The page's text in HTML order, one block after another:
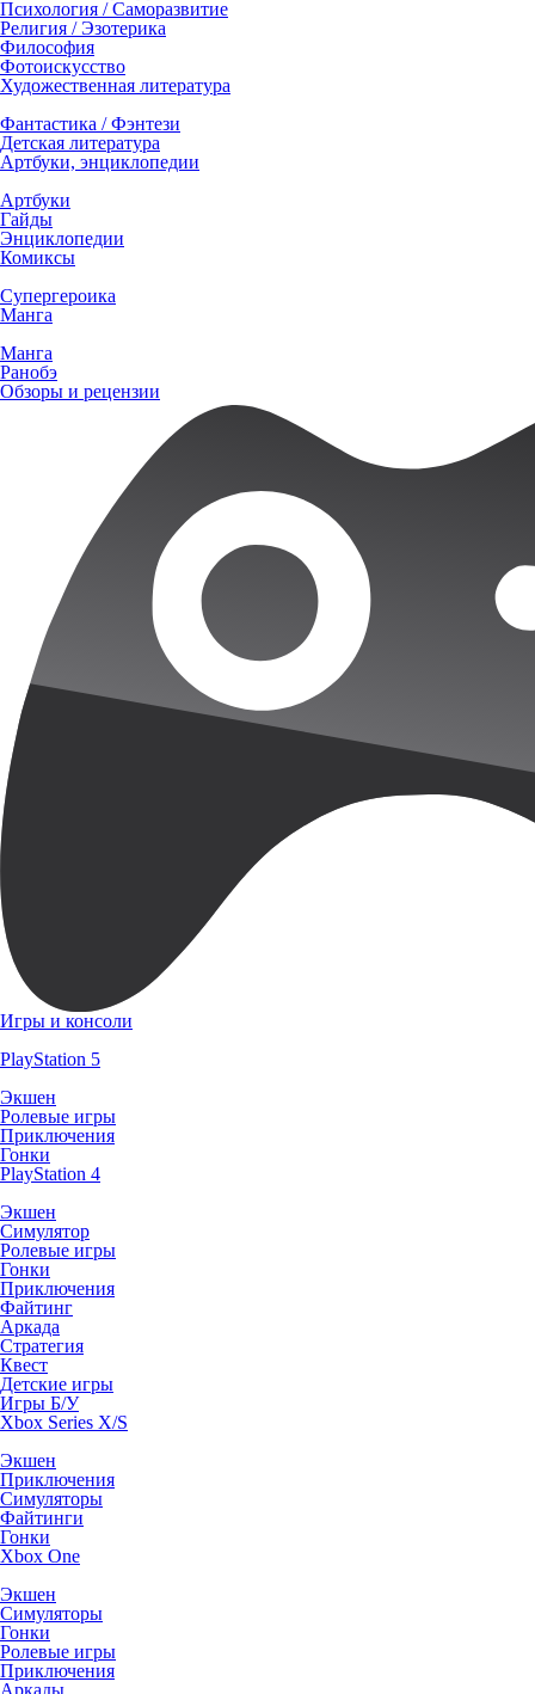
Психология / Саморазвитие
Религия / Эзотерика
Философия
Фотоискусство
Художественная литература
Фантастика / Фэнтези
Детская литература
Артбуки, энциклопедии
Артбуки
Гайды
Энциклопедии
Комиксы
Супергероика
Манга
Манга
Ранобэ
Обзоры и рецензии
Игры и консоли
PlayStation 5
Экшен
Ролевые игры
Приключения
Гонки
PlayStation 4
Экшен
Симулятор
Ролевые игры
Гонки
Приключения
Файтинг
Аркада
Стратегия
Квест
Детские игры
Игры Б/У
Xbox Series X/S
Экшен
Приключения
Симуляторы
Файтинги
Гонки
Xbox One
Экшен
Симуляторы
Гонки
Ролевые игры
Приключения
Аркады